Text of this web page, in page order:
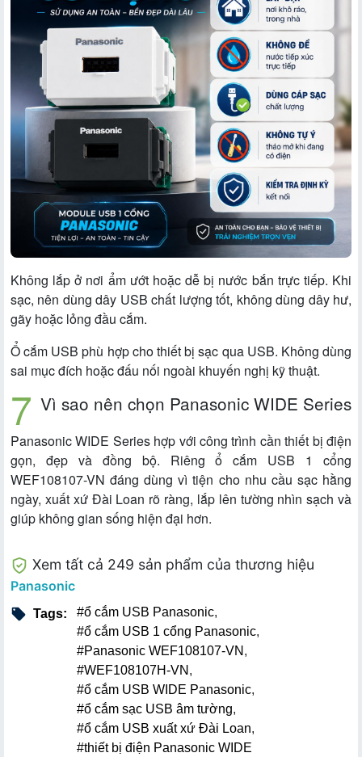
Không lắp ở nơi ẩm ướt hoặc dễ bị nước bắn trực tiếp. Khi
sạc, nên dùng dây USB chất lượng tốt, không dùng dây hư,
gãy hoặc lỏng đầu cắm.
Ổ cắm USB phù hợp cho thiết bị sạc qua USB. Không dùng
sai mục đích hoặc đấu nối ngoài khuyến nghị kỹ thuật.
Vì sao nên chọn Panasonic WIDE Series
Panasonic WIDE Series hợp với công trình cần thiết bị điện
gọn, đẹp và đồng bộ. Riêng ổ cắm USB 1 cổng
WEF108107-VN đáng dùng vì tiện cho nhu cầu sạc hằng
ngày, xuất xứ Đài Loan rõ ràng, lắp lên tường nhìn sạch và
giúp không gian sống hiện đại hơn.
Xem tất cả 249 sản phẩm của thương hiệu
Panasonic
Tags: #ổ cắm USB Panasonic,
#ổ cắm USB 1 cổng Panasonic,
#Panasonic WEF108107-VN ,
#WEF108107H-VN ,
#ổ cắm USB WIDE Panasonic,
#ổ cắm sạc USB âm tường,
#ổ cắm USB xuất xứ Đài Loan,
#thiết bị điện Panasonic WIDE